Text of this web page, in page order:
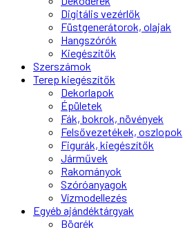
Digitális vezérlők
Füstgenerátorok, olajak
Hangszórók
Kiegészítők
Szerszámok
Terep kiegészítők
Dekorlapok
Épületek
Fák, bokrok, növények
Felsővezetékek, oszlopok
Figurák, kiegészítők
Járművek
Rakományok
Szóróanyagok
Vízmodellezés
Egyéb ajándéktárgyak
Bögrék